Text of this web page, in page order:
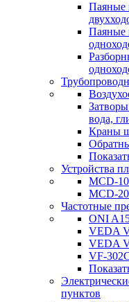
Паяные
Паяные
вода,
Краны
Устройства
MCD-
MCD-
Частотные
ONI
VEDA
VEDA
VF-
пунктов